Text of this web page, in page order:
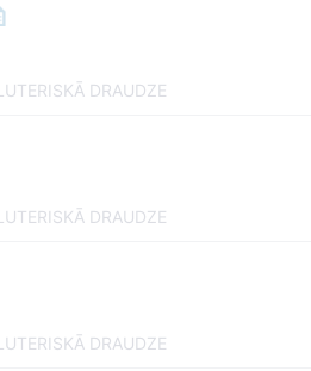
DRAUDZE
DRAUDZE
DRAUDZE